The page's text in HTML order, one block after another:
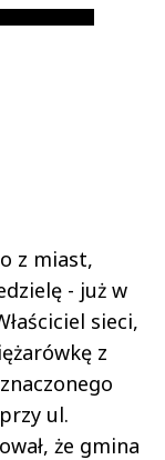
z miast,
- już w
sieci,
z
ul.
że gmina